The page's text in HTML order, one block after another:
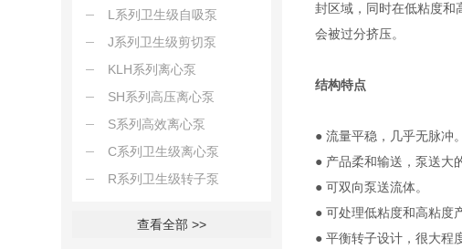
封区域，同时在低粘度和
会被过分挤压。
结构特点
● 流量平稳，几乎无脉冲。
● 产品柔和输送，泵送大
● 可双向泵送流体。
● 可处理低粘度和高粘度
● 平衡转子设计，很大程
L系列卫生级自吸泵
J系列卫生级剪切泵
KLH系列离心泵
SH系列高压离心泵
S系列高效离心泵
C系列卫生级离心泵
R系列卫生级转子泵
查看全部 >>